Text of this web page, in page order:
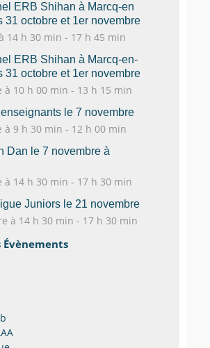
ERB Shihan à Marcq-en
31 octobre et 1er novembre
14 h 30 min - 17 h 45 min
ERB Shihan à Marcq-en-
31 octobre et 1er novembre
à 10 h 00 min - 13 h 15 min
le 7 novembre
à 9 h 30 min - 12 h 00 min
Dan le 7 novembre à
à 14 h 30 min - 17 h 30 min
Juniors le 21 novembre
à 14 h 30 min - 17 h 30 min